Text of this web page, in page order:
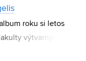
roku si letos
výtvarných